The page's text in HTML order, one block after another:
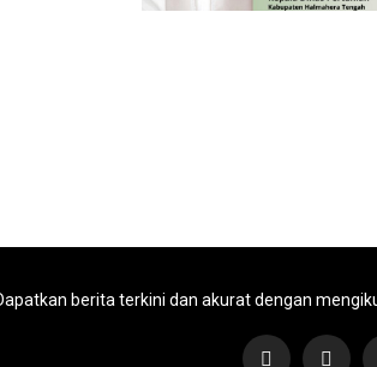
berita terkini dan akurat dengan